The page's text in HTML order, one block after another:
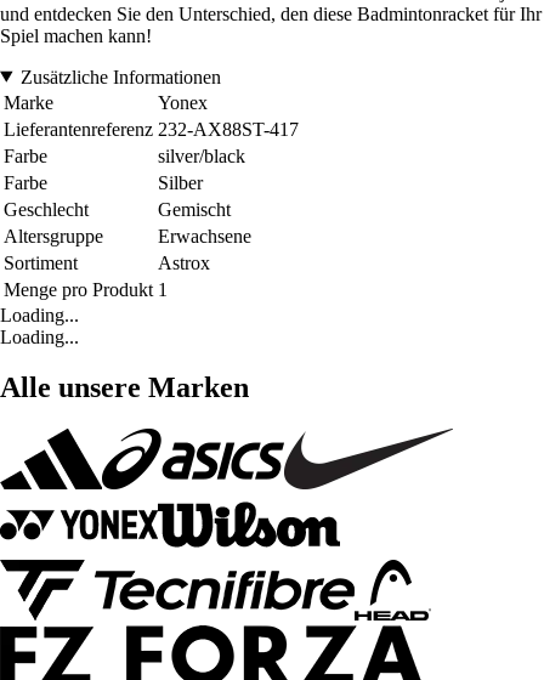
und entdecken Sie den Unterschied, den diese Badmintonracket für Ihr
Spiel machen kann!
Zusätzliche Informationen
Marke
Yonex
Lieferantenreferenz 232-AX88ST-417
Farbe
silver/black
Farbe
Silber
Geschlecht
Gemischt
Altersgruppe
Erwachsene
Sortiment
Astrox
Menge pro Produkt 1
Loading...
Loading...
Alle unsere Marken